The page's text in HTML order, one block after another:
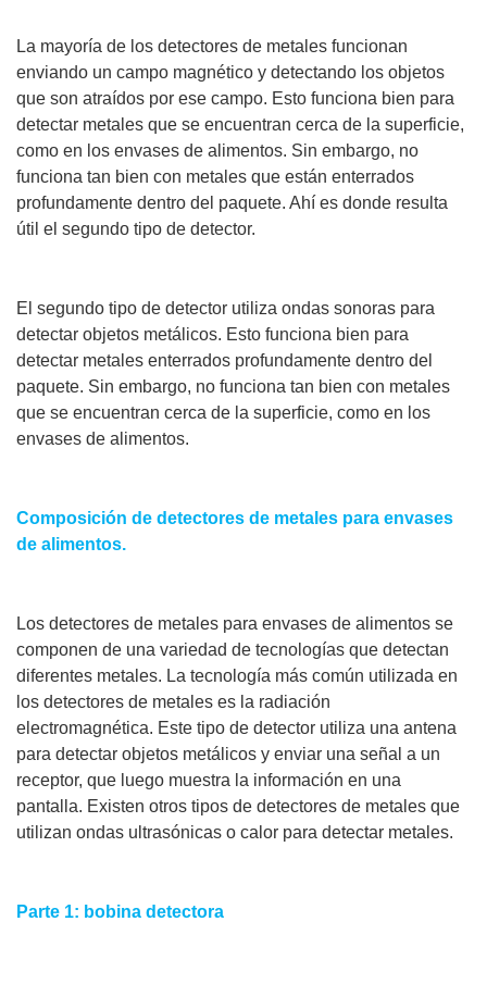
La mayoría de los detectores de metales funcionan
enviando un campo magnético y detectando los objetos
que son atraídos por ese campo. Esto funciona bien para
detectar metales que se encuentran cerca de la superficie,
como en los envases de alimentos. Sin embargo, no
funciona tan bien con metales que están enterrados
profundamente dentro del paquete. Ahí es donde resulta
útil el segundo tipo de detector.
El segundo tipo de detector utiliza ondas sonoras para
detectar objetos metálicos. Esto funciona bien para
detectar metales enterrados profundamente dentro del
paquete. Sin embargo, no funciona tan bien con metales
que se encuentran cerca de la superficie, como en los
envases de alimentos.
Composición de detectores de metales para envases
de alimentos.
Los detectores de metales para envases de alimentos se
componen de una variedad de tecnologías que detectan
diferentes metales. La tecnología más común utilizada en
los detectores de metales es la radiación
electromagnética. Este tipo de detector utiliza una antena
para detectar objetos metálicos y enviar una señal a un
receptor, que luego muestra la información en una
pantalla. Existen otros tipos de detectores de metales que
utilizan ondas ultrasónicas o calor para detectar metales.
Parte 1: bobina detectora